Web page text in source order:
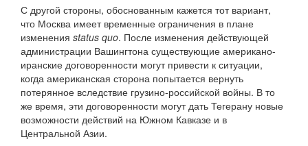
С другой стороны, обоснованным кажется тот вариант,
что Москва имеет временные ограничения в плане
изменения status quo. После изменения действующей
администрации Вашингтона существующие американо-
иранские договоренности могут привести к ситуации,
когда американская сторона попытается вернуть
потерянное вследствие грузино-российской войны. В то
же время, эти договоренности могут дать Тегерану новые
возможности действий на Южном Кавказе и в
Центральной Азии.